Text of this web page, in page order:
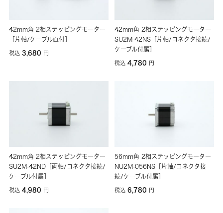
42mm角 2相ステッピングモーター
［片軸/ケーブル直付］
税込3,680 円
42mm角 2相ステッピングモーター
SU2M-42NS［片軸/コネクタ接続/
ケーブル付属］
税込4,780 円
42mm角 2相ステッピングモーター
SU2M-42ND［両軸/コネクタ接続/
ケーブル付属］
税込4,980 円
56mm角 2相ステッピングモーター
NU2M-056NS［片軸/コネクタ接
続/ケーブル付属］
税込6,780 円